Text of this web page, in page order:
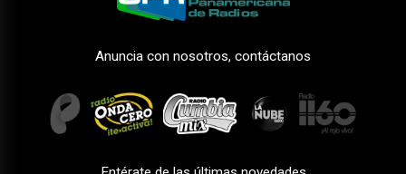
Anuncia con nosotros, contáctanos